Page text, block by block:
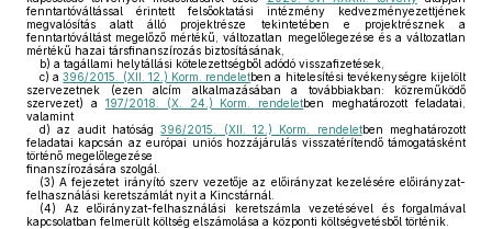
fenntartóváltással érintett felsőoktatási intézmény kedvezményezettjének
megvalósítás alatt álló projektrésze tekintetében e projektrésznek a
fenntartóváltást megelőző mértékű, változatlan megelőlegezése és a változatlan
mértékű hazai társfinanszírozás biztosításának,
b) a tagállami helytállási kötelezettségből adódó visszafizetések,
c) a396/2015. (XII. 12.) Korm. rendeletben a hitelesítési tevékenységre kijelölt
szervezetnek (ezen alcím alkalmazásában a továbbiakban: közreműködő
szervezet) a 197/2018. (X. 24.) Korm. rendeletben meghatározott feladatai,
valamint
d) az audit hatóság396/2015. (XII. 12.) Korm. rendeletben meghatározott
feladatai kapcsán az európai uniós hozzájárulás visszatérítendő támogatásként
történő megelőlegezése
finanszírozására szolgál.
(3) A fejezetet irányító szerv vezetője az előirányzat kezelésére előirányzat-
felhasználási keretszámlát nyit a Kincstárnál.
(4) Az előirányzat-felhasználási keretszámla vezetésével és forgalmával
kapcsolatban felmerült költség elszámolása a központi költségvetésből történik.